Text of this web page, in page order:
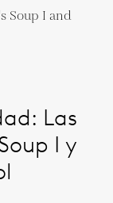
Las
I y